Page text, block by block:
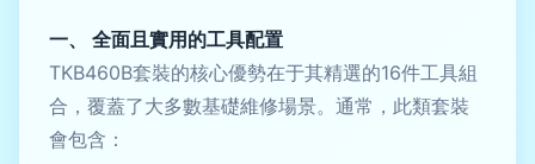
一、 全面且實用的工具配置
TKB460B套裝的核心優勢在于其精選的16件工具組
合，覆蓋了大多數基礎維修場景。通常，此類套裝
會包含：